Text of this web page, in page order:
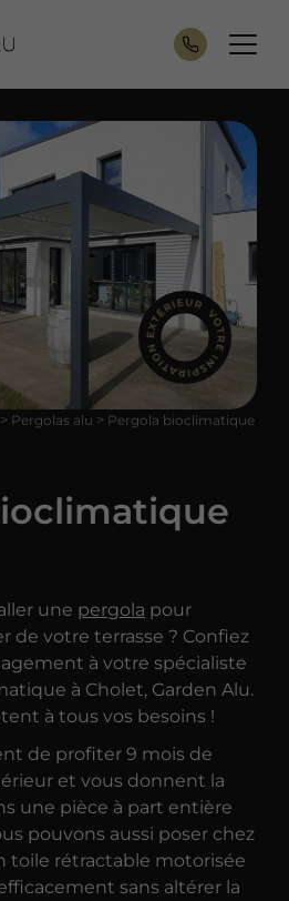
> Pergolas alu > Pergola bioclimatique
une pergola pour
de votre terrasse ? Confiez
à votre spécialiste
à Cholet, Garden Alu.
à tous vos besoins !
de profiter 9 mois de
et vous donnent la
une pièce à part entière
pouvons aussi poser chez
toile rétractable motorisée
sans altérer la